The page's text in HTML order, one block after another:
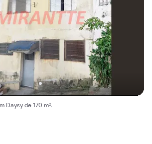
Daysy de 170 m².